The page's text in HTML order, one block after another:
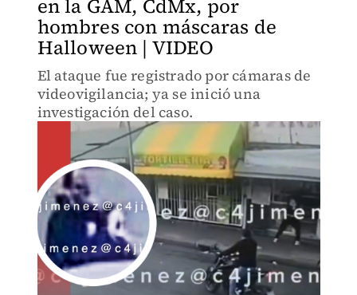
en la GAM, CdMx, por
hombres con máscaras de
Halloween | VIDEO
El ataque fue registrado por cámaras de
videovigilancia; ya se inició una
investigación del caso.